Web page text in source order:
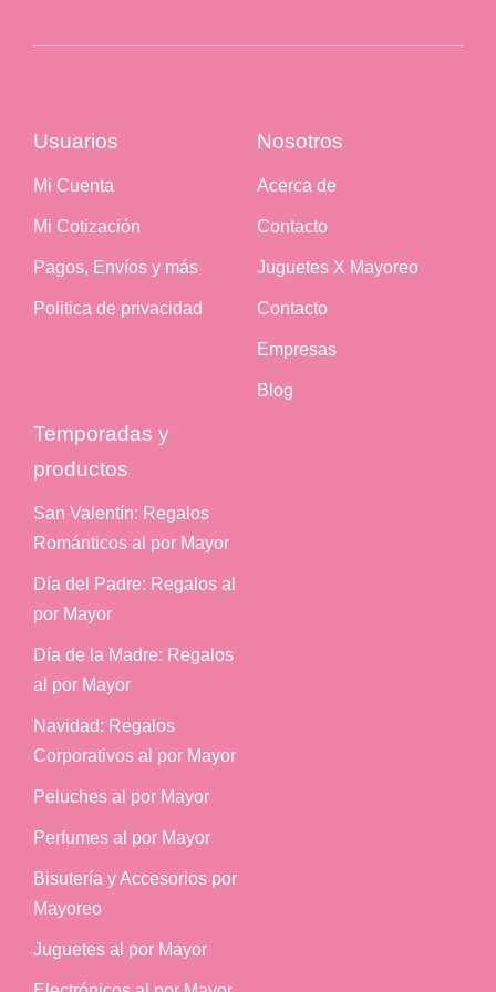
Usuarios
Mi Cuenta
Mi Cotización
Pagos, Envíos y más
Politica de privacidad
Nosotros
Acerca de
Contacto
Juguetes X Mayoreo
Contacto
Empresas
Blog
Temporadas y
productos
San Valentín: Regalos
Románticos al por Mayor
Día del Padre: Regalos al
por Mayor
Día de la Madre: Regalos
al por Mayor
Navidad: Regalos
Corporativos al por Mayor
Peluches al por Mayor
Perfumes al por Mayor
Bisutería y Accesorios por
Mayoreo
Juguetes al por Mayor